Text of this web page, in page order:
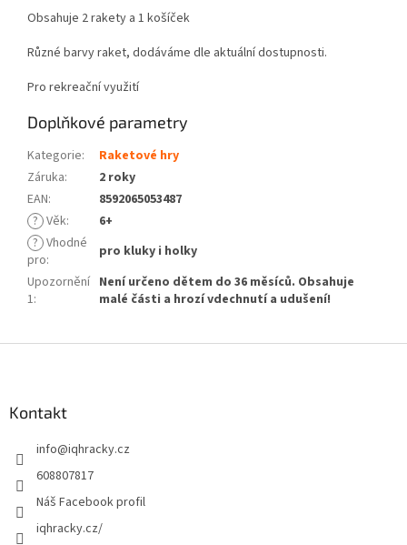
Obsahuje 2 rakety a 1 košíček
Různé barvy raket, dodáváme dle aktuální dostupnosti.
Pro rekreační využití
Doplňkové parametry
Kategorie:
Raketové hry
Záruka:
2 roky
EAN:
8592065053487
? Věk:
6+
? Vhodné
pro:
pro kluky i holky
Upozornění
1:
Není určeno dětem do 36 měsíců. Obsahuje
malé části a hrozí vdechnutí a udušení!
Kontakt
info@iqhracky.cz
608807817
Náš Facebook profil
iqhracky.cz/